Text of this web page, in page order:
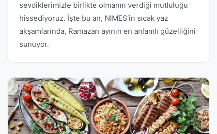
sevdiklerimizle birlikte olmanın verdiği mutluluğu
hissediyoruz. İşte bu an, NIMES’in sıcak yaz
akşamlarında, Ramazan ayının en anlamlı güzelliğini
sunuyor.